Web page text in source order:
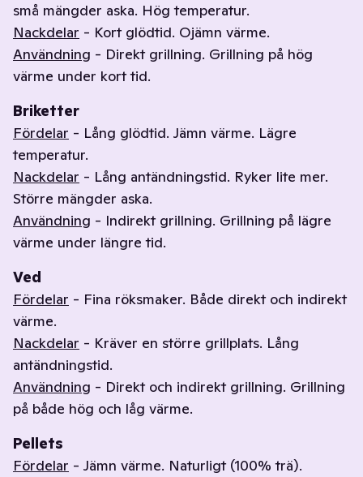
små mängder aska. Hög temperatur.
Nackdelar - Kort glödtid. Ojämn värme.
Användning - Direkt grillning. Grillning på hög
värme under kort tid.
Briketter
Fördelar - Lång glödtid. Jämn värme. Lägre
temperatur.
Nackdelar - Lång antändningstid. Ryker lite mer.
Större mängder aska.
Användning - Indirekt grillning. Grillning på lägre
värme under längre tid.
Ved
Fördelar - Fina röksmaker. Både direkt och indirekt
värme.
Nackdelar - Kräver en större grillplats. Lång
antändningstid.
Användning - Direkt och indirekt grillning. Grillning
på både hög och låg värme.
Pellets
Fördelar - Jämn värme. Naturligt (100% trä).